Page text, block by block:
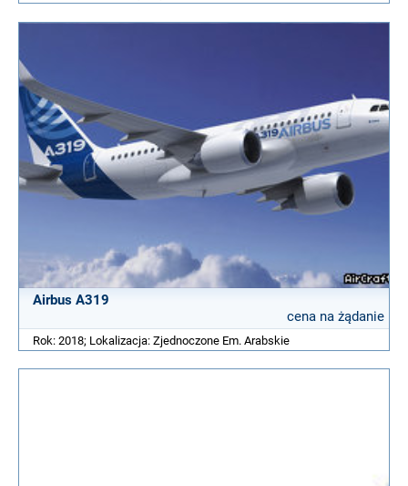
Airbus A319
cena na żądanie
Rok: 2018; Lokalizacja: Zjednoczone Em. Arabskie